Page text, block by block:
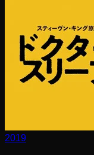
2019